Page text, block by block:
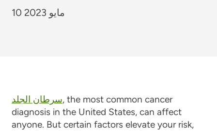
10 مايو 2023
سرطان الجلد, the most common cancer
diagnosis in the United States, can affect
anyone. But certain factors elevate your risk,